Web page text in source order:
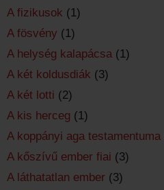
A fizikusok (1)
A fösvény (1)
A helység kalapácsa (1)
A két koldusdiák (3)
A két lotti (2)
A kis herceg (1)
A koppányi aga testamentuma
A kőszívű ember fiai (3)
A láthatatlan ember (3)